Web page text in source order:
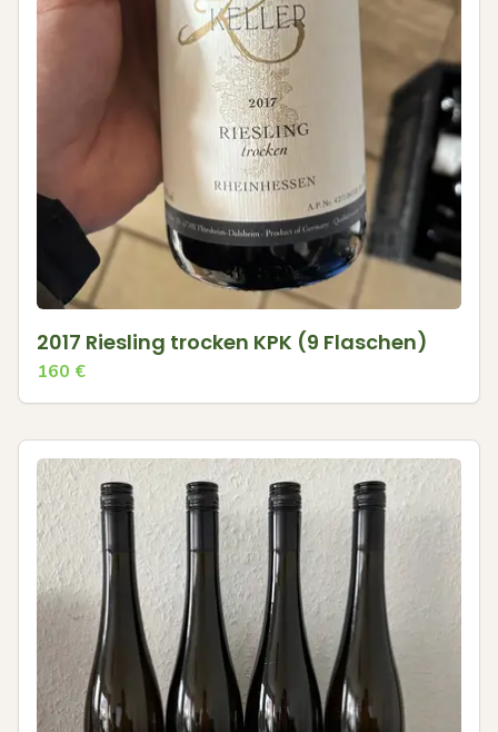
2017 Riesling trocken KPK (9 Flaschen)
160 €